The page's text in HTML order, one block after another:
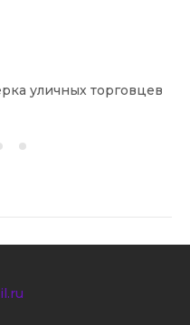
уличных торговцев